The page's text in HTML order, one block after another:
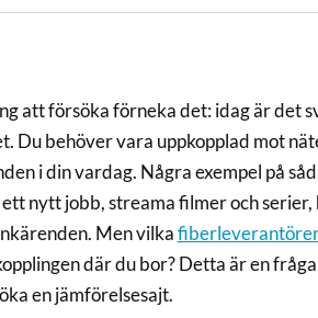
att försöka förneka det: idag är det
Du behöver vara uppkopplad mot
i din vardag. Några exempel på
nytt jobb, streama filmer och
Men vilka
där du bor? Detta är en
en jämförelsesajt.